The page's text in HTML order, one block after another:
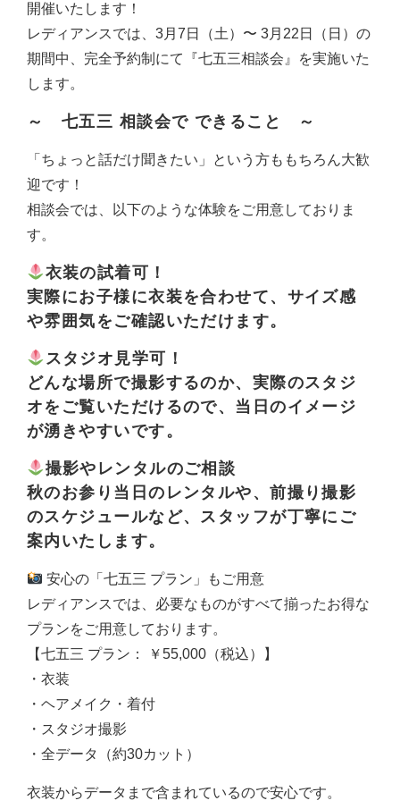
開催いたします！
レディアンスでは、3月7日（土）〜 3月22日（日）の
期間中、完全予約制にて『七五三相談会』を実施いた
します。
～ 七五三 相談会で できること ～
「ちょっと話だけ聞きたい」という方ももちろん大歓
迎です！
相談会では、以下のような体験をご用意しておりま
す。
衣装の試着可！
実際にお子様に衣装を合わせて、サイズ感
や雰囲気をご確認いただけます。
スタジオ見学可！
どんな場所で撮影するのか、実際のスタジ
オをご覧いただけるので、当日のイメージ
が湧きやすいです。
撮影やレンタルのご相談
秋のお参り当日のレンタルや、前撮り撮影
のスケジュールなど、スタッフが丁寧にご
案内いたします。
安心の「七五三 プラン」もご用意
レディアンスでは、必要なものがすべて揃ったお得な
プランをご用意しております。
【七五三 プラン： ￥55,000（税込）】
・衣装
・ヘアメイク・着付
・スタジオ撮影
・全データ（約30カット）
衣装からデータまで含まれているので安心です。